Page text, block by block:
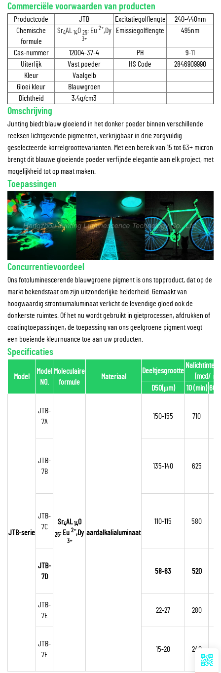
Commerciële voorwaarden van producten
Productcode JTB Excitatiegolflengte
240-440nm
Chemische
formule
Sr4AL14O 25: Eu 2+,Dy
3+
Emissiegolflengte 495nm
Cas-nummer 12004-37-4 PH
9-11
Uiterlijk
Vast poeder HS Code
2846909990
Kleur
Vaalgelb
Gloei kleur
Blauwgroen
Dichtheid
3,4g/cm3
Omschrijving
Junting biedt blauw gloeiend in het donker poeder binnen verschillende
reeksen lichtgevende pigmenten, verkrijgbaar in drie zorgvuldig
geselecteerde korrelgroottevarianten. Met een bereik van 15 tot 63+ micron
brengt dit blauwe gloeiende poeder verfijnde elegantie aan elk project, met
mogelijkheid tot op maat maken.
Toepassingen
Concurrentievoordeel
Ons fotoluminescerende blauwgroene pigment is ons topproduct, dat op de
markt bekendstaat om zijn uitzonderlijke helderheid. Gemaakt van
hoogwaardig strontiumaluminaat verlicht de levendige gloed ook de
donkerste ruimtes. Of het nu wordt gebruikt in gietprocessen, afdrukken of
coatingtoepassingen, de toepassing van ons geelgroene pigment voegt
een boeiende kleurnuance toe aan uw producten.
Specificaties
Model
Model
NO.
Moleculaire
formule
Materiaal
Deeltjesgrootte
(mcd/ ㎡
D50(μm)
10 (min) 60
JTB-serie
JTB-
7A
Sr4AL14O
25: Eu 2+,Dy
3+
aardalkalialuminaat
150-155 710
JTB-
7B
135-140 625
JTB-
7C
110-115 580
JTB-
7D
58-63 520
JTB-
7E
22-27 280
JTB-
7F
15-20 240